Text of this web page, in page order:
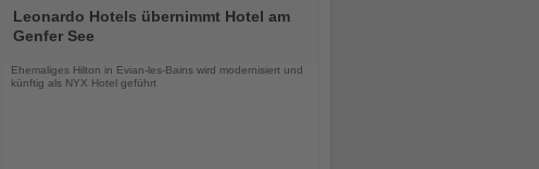
Sie
die
Leonardo Hotels übernimmt Hotel am
Genfer See
Ehemaliges Hilton in Evian-les-Bains wird modernisiert und
künftig als NYX Hotel geführt